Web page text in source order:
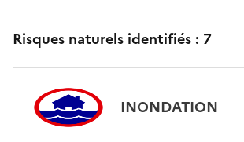
Risques naturels identifiés : 7
INONDATION